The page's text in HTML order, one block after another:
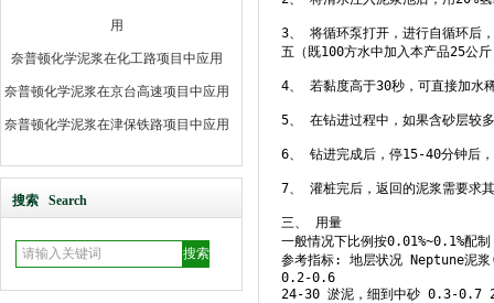
奈普顿化学泥浆在化工路项目中应用
奈普顿化学泥浆在京台高速项目中应用
奈普顿化学泥浆在津保铁路项目中应用
奈普顿化学泥浆石家庄项目中应用
奈普顿化学泥浆在大名工地项目中应用
奈普顿化学泥浆在金滩工地项目中应用
奈普顿化学泥浆在普陕黄河大桥项目中
搜索 Search
3、 将循环泵打开，进行自循环后
五（既100方水中加入本产品25公
4、 若黏度高于30秒，可直接加水
5、 在钻进过程中，如果含砂层较
6、 钻进完成后，停15-40分钟后，
7、 灌桩完后，返回的泥浆需要求
三、 用量
一般情况下比例按0.01%~0.1%配
参考指标: 地层状况 Neptune泥
0.2-0.6
24-30 淤泥，细到中砂 0.3-0.7